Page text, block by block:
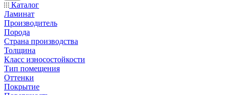
Каталог
Ламинат
Производитель
Порода
Страна производства
Толщина
Класс износостойкости
Тип помещения
Оттенки
Покрытие